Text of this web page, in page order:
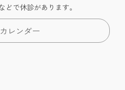
で休診があります。
レンダー